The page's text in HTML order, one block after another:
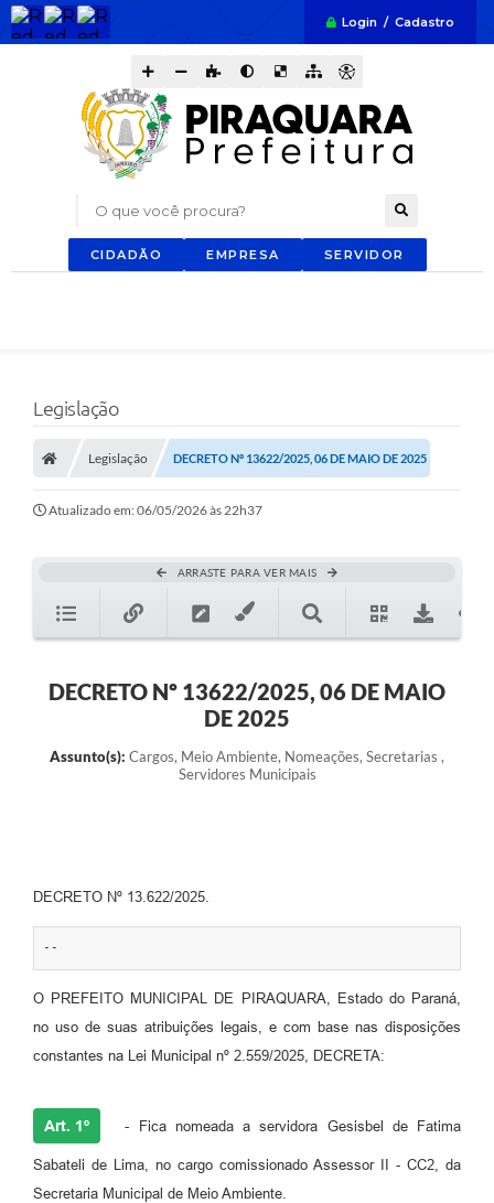
Login / Cadastro
O que você procura?
CIDADÃO EMPRESA SERVIDOR
Legislação
Legislação DECRETO Nº 13622/2025, 06 DE MAIO DE 2025
Atualizado em: 06/05/2026 às 22h37
ARRASTE PARA VER MAIS
DECRETO Nº 13622/2025, 06 DE MAIO
DE 2025
Assunto(s): Cargos, Meio Ambiente, Nomeações, Secretarias ,
Servidores Municipais
DECRETO Nº 13.622/2025.
--
O PREFEITO MUNICIPAL DE PIRAQUARA, Estado do Paraná,
no uso de suas atribuições legais, e com base nas disposições
constantes na Lei Municipal nº 2.559/2025, DECRETA:
Art. 1º - Fica nomeada a servidora Gesisbel de Fatima
Sabateli de Lima, no cargo comissionado Assessor II - CC2, da
Secretaria Municipal de Meio Ambiente.